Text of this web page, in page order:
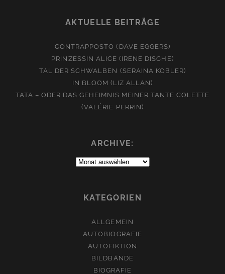
AKTUELLE BEITRÄGE
CONTRAPPOSTO (DAVE EGGERS)
PRINZESSIN ALICE (IRENE DISCHE)
TAL DER SCHWALBEN (SERAINA KOBLER)
IN BLOOM (LIZ ALLAN)
TATA – ODER DAS GEHEIMNIS MEINER TANTE COLETTE
(VALÉRIE PERRIN)
ARCHIVE:
Archive:
KATEGORIEN
ALLGEMEIN
AUTOBIOGRAFIE
AUTOFIKTION
BILDBÄNDE
BIOGRAFIE